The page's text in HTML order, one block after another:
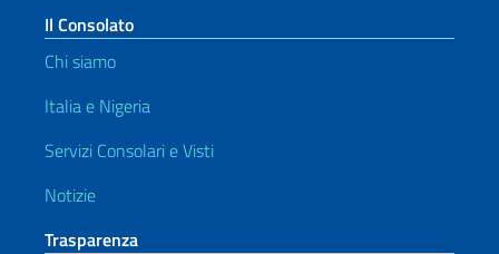
Il Consolato
Chi siamo
Italia e Nigeria
Servizi Consolari e Visti
Notizie
Trasparenza